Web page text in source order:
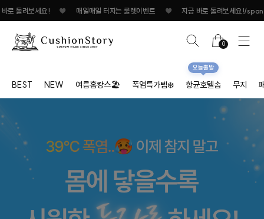
매일매일 터지는 룰렛이벤트 ♥ 지금 바로 돌려보세요! ♥ 매일매일 터지는 룰렛이
0
BEST NEW 여름홈캉스🏖 폭염특가템❄️ 항균호텔솜
오늘출발
무지